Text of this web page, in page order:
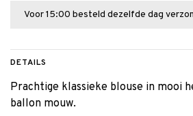
Voor 15:00 besteld dezelfde dag
DETAILS
Prachtige klassieke blouse in mooi
ballon mouw.